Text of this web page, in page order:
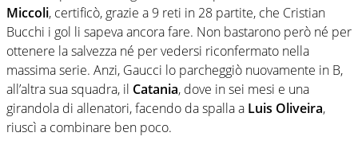
Miccoli, certificò, grazie a 9 reti in 28 partite, che Cristian
Bucchi i gol li sapeva ancora fare. Non bastarono però né per
ottenere la salvezza né per vedersi riconfermato nella
massima serie. Anzi, Gaucci lo parcheggiò nuovamente in B,
all’altra sua squadra, il Catania, dove in sei mesi e una
girandola di allenatori, facendo da spalla a Luis Oliveira,
riuscì a combinare ben poco.